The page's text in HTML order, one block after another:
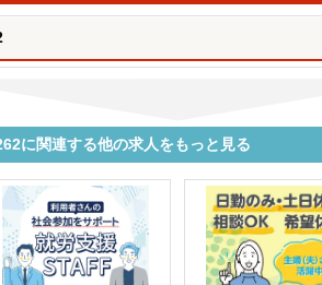
に関連する他の求人をもっと見る